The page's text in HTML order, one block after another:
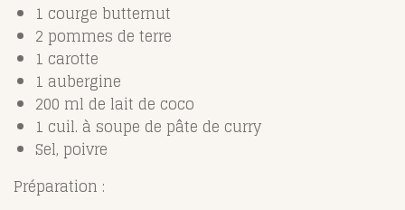
1 courge butternut
2 pommes de terre
1 carotte
1 aubergine
200 ml de lait de coco
1 cuil. à soupe de pâte de curry
Sel, poivre
Préparation :